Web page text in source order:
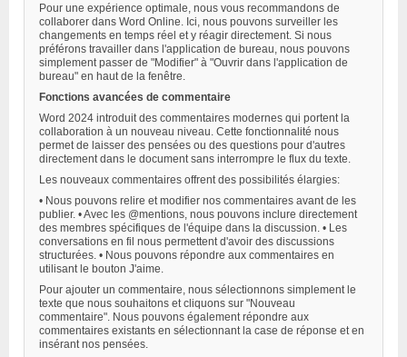
Pour une expérience optimale, nous vous recommandons de
collaborer dans Word Online. Ici, nous pouvons surveiller les
changements en temps réel et y réagir directement. Si nous
préférons travailler dans l'application de bureau, nous pouvons
simplement passer de "Modifier" à "Ouvrir dans l'application de
bureau" en haut de la fenêtre.
Fonctions avancées de commentaire
Word 2024 introduit des commentaires modernes qui portent la
collaboration à un nouveau niveau. Cette fonctionnalité nous
permet de laisser des pensées ou des questions pour d'autres
directement dans le document sans interrompre le flux du texte.
Les nouveaux commentaires offrent des possibilités élargies:
• Nous pouvons relire et modifier nos commentaires avant de les
publier. • Avec les @mentions, nous pouvons inclure directement
des membres spécifiques de l'équipe dans la discussion. • Les
conversations en fil nous permettent d'avoir des discussions
structurées. • Nous pouvons répondre aux commentaires en
utilisant le bouton J'aime.
Pour ajouter un commentaire, nous sélectionnons simplement le
texte que nous souhaitons et cliquons sur "Nouveau
commentaire". Nous pouvons également répondre aux
commentaires existants en sélectionnant la case de réponse et en
insérant nos pensées.